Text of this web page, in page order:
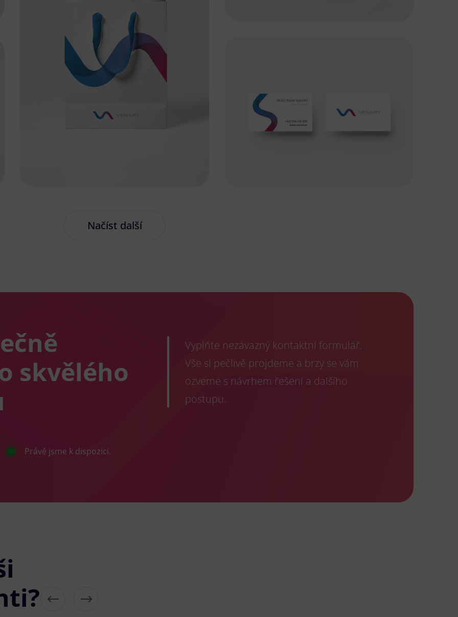
Načíst další
skvělého
Vyplňte nezávazný kontaktní formulář.
Vše si pečlivě projdeme a brzy se vám
ozveme s návrhem řešení a dalšího
postupu.
Právě jsme k dispozici.